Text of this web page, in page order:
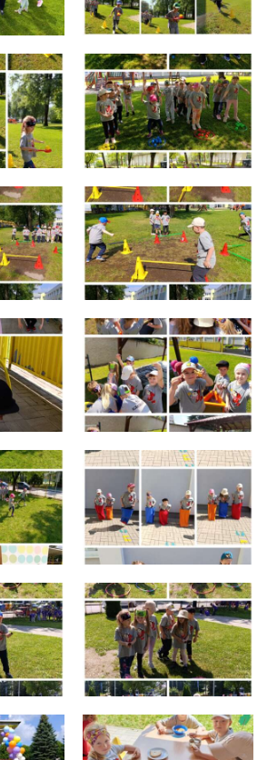
Školská jedáleň
Jedálny lístok
Kontakt
Ochrana osobných
údajov – GDPR
Vzdelávanie
zamestnancov